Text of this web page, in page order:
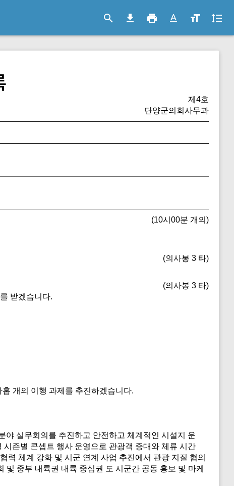
search file_download print text_format format_size format_line_spacing
제4호
단양군의회사무과
(10시00분 개의)
(의사봉 3 타)
(의사봉 3 타)
받겠습니다.
개의 이행 과제를 추진하겠습니다.
야 실무회의를 추진하고 안전하고 체계적인 시설지 운
즌별 콘셉트 행사 운영으로 관광객 증대와 체류 시간
력 체계 강화 및 시군 연계 사업 추진에서 관광 지질 협의
중부 내륙권 내륙 중심권 도 시군간 공동 홍보 및 마케